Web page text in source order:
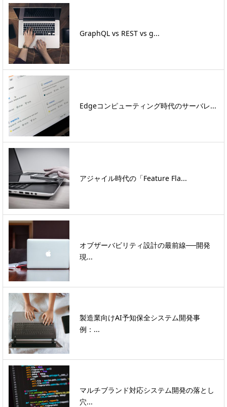
GraphQL vs REST vs g...
Edgeコンピューティング時代のサーバレ...
アジャイル時代の「Feature Fla...
オブザーバビリティ設計の最前線──開発
現...
製造業向けAI予知保全システム開発事
例：...
マルチブランド対応システム開発の落とし
穴...